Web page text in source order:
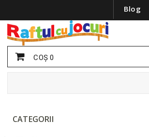
Blog
COŞ0
CATEGORII